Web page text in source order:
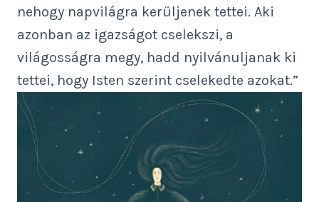
nehogy napvilágra kerüljenek tettei. Aki
azonban az igazságot cselekszi, a
világosságra megy, hadd nyilvánuljanak ki
tettei, hogy Isten szerint cselekedte azokat.”